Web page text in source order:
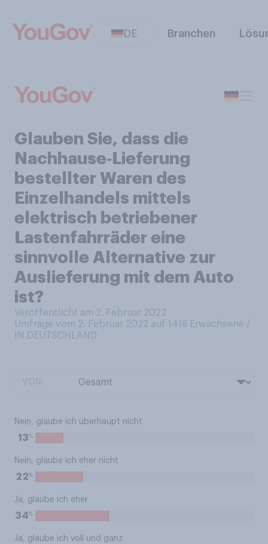
DE Branchen
Glauben Sie, dass die
Nachhause‑Lieferung
bestellter Waren des
Einzelhandels mittels
elektrisch betriebener
Lastenfahrräder eine
sinnvolle Alternative zur
Auslieferung mit dem Auto
ist?
Veröffentlicht am 2. Februar 2022
Umfrage vom 2. Februar 2022 auf 1418 Erwachsene /
IN DEUTSCHLAND
Nein, glaube ich überhaupt nicht
13%
Nein, glaube ich eher nicht
22%
Ja, glaube ich eher
34%
Ja, glaube ich voll und ganz